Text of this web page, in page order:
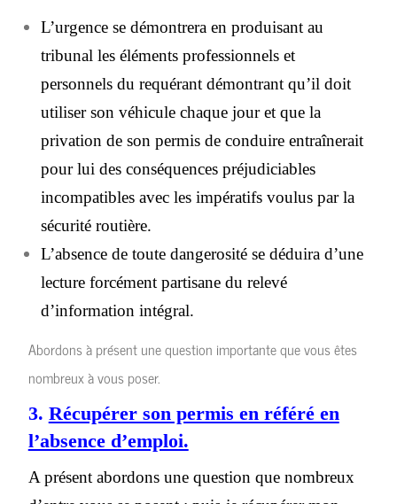
L’urgence se démontrera en produisant au
tribunal les éléments professionnels et
personnels du requérant démontrant qu’il doit
utiliser son véhicule chaque jour et que la
privation de son permis de conduire entraînerait
pour lui des conséquences préjudiciables
incompatibles avec les impératifs voulus par la
sécurité routière.
L’absence de toute dangerosité se déduira d’une
lecture forcément partisane du relevé
d’information intégral.
Abordons à présent une question importante que vous êtes
nombreux à vous poser.
3. Récupérer son permis en référé en
l’absence d’emploi.
A présent abordons une question que nombreux